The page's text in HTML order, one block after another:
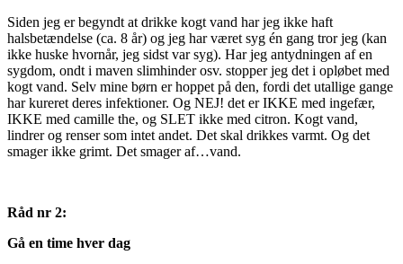
Siden jeg er begyndt at drikke kogt vand har jeg ikke haft
halsbetændelse (ca. 8 år) og jeg har været syg én gang tror jeg (kan
ikke huske hvornår, jeg sidst var syg). Har jeg antydningen af en
sygdom, ondt i maven slimhinder osv. stopper jeg det i opløbet med
kogt vand. Selv mine børn er hoppet på den, fordi det utallige gange
har kureret deres infektioner. Og NEJ! det er IKKE med ingefær,
IKKE med camille the, og SLET ikke med citron. Kogt vand,
lindrer og renser som intet andet. Det skal drikkes varmt. Og det
smager ikke grimt. Det smager af…vand.
Råd nr 2:
Gå en time hver dag